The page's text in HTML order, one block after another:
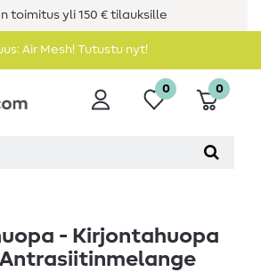
toimitus yli 150 € tilauksille
Air Mesh! Tutustu nyt!
0 0
- Kirjontahuopa
Antrasiitinmelange